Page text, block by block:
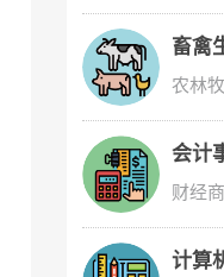
畜禽
农林
会计
财经
计算